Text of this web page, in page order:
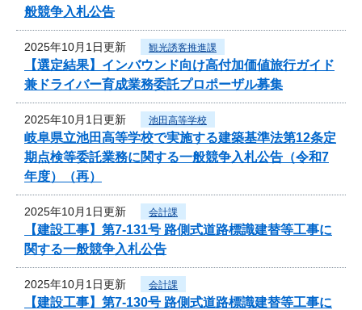
般競争入札公告
2025年10月1日更新 観光誘客推進課
【選定結果】インバウンド向け高付加価値旅行ガイド
兼ドライバー育成業務委託プロポーザル募集
2025年10月1日更新 池田高等学校
岐阜県立池田高等学校で実施する建築基準法第12条定
期点検等委託業務に関する一般競争入札公告（令和7
年度）（再）
2025年10月1日更新 会計課
【建設工事】第7-131号 路側式道路標識建替等工事に
関する一般競争入札公告
2025年10月1日更新 会計課
【建設工事】第7-130号 路側式道路標識建替等工事に